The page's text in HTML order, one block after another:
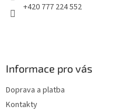
+420 777 224 552
Informace pro vás
Doprava a platba
Kontakty